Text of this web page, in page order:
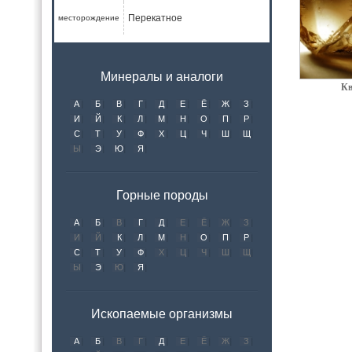
месторождение Перекатное
Минералы и аналоги
А Б В Г Д Е Ё Ж
З
И
Й К Л М Н О П
Р
С
Т У Ф Х Ц Ч Ш
Щ
Ы
Э Ю Я
Горные породы
А Б В Г Д Е Ё Ж
З
И
Й К Л М Н О П
Р
С
Т У Ф Х Ц Ч Ш
Щ
Ы
Э Ю Я
Ископаемые организмы
А Б В Г Д Е Ё Ж
З